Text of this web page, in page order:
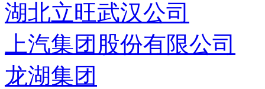
湖北立旺武汉公司
上汽集团股份有限公司
龙湖集团